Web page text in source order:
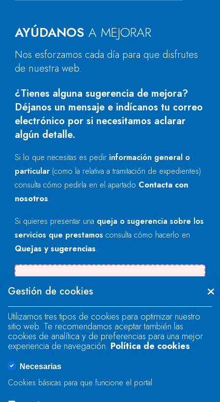
AYÚDANOS A MEJORAR
Nos esforzamos cada día para que disfrutes
de nuestra web.
¿Tienes alguna sugerencia de mejora?
Déjanos un mensaje e indícanos tu correo
electrónico por si necesitamos aclarar
algún detalle.
Si lo que necesitas es pedir información general o
particular (como la relativa a tramitación de expedientes)
consulta cómo pedirla en el apartado Contacta con
nosotros.
Si quieres presentar una queja o sugerencia sobre los
servicios que prestamos consulta cómo hacerlo en
Quejas y sugerencias.
"text".
Se produjo un error al cargar el campo
"text".
Se produjo un error al cargar el campo
Gestión de cookies
Utilizamos tres tipos de cookies para optimizar nuestro
sitio web. Te recomendamos aceptar también las
cookies de analítica y de preferencias para una mejor
experiencia de navegación. Política de cookies
Necesarias
Cookies básicas para que funcione el portal